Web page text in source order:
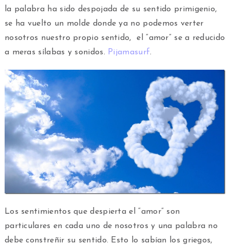
la palabra ha sido despojada de su sentido primigenio,
se ha vuelto un molde donde ya no podemos verter
nosotros nuestro propio sentido, el “amor” se a reducido
a meras sílabas y sonidos. Pijamasurf.
Los sentimientos que despierta el “amor” son
particulares en cada uno de nosotros y una palabra no
debe constreñir su sentido. Esto lo sabían los griegos,